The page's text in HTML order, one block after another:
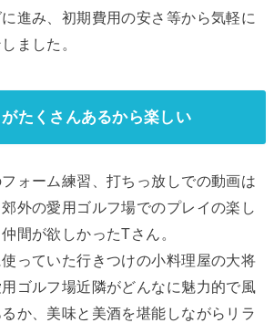
進み、初期費用の安さ等から気軽に
ました。
たくさんあるから楽しい
ォーム練習、打ちっ放しでの動画は
外の愛用ゴルフ場でのプレイの楽し
間が欲しかったTさん。
っていた行きつけの小料理屋の大将
ゴルフ場近隣がどんなに魅力的で風
か、美味と美酒を堪能しながらリラ